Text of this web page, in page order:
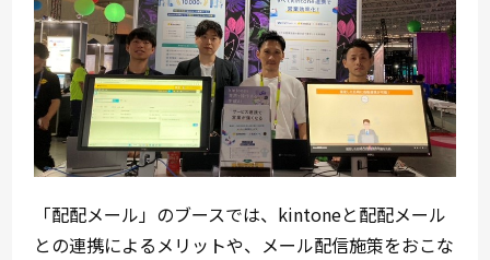
「配配メール」のブースでは、kintoneと配配メール
との連携によるメリットや、メール配信施策をおこな